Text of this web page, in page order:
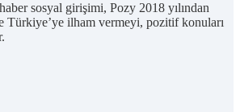
sosyal girişimi, Pozy 2018 yılından
Türkiye’ye ilham vermeyi, pozitif konuları